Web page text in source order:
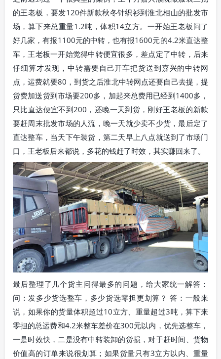
的王老板，要发120件新款秋冬针织衫到淮北相山的批发市
场，算下来总重量1.2吨，体积14立方。一开始王老板问了
好几家，有报1100元的中转，也有报1600元的4.2米直达整
车，王老板一开始觉得中转便宜很多，差点定了中转，后来
仔细算才发现，中转需要自己开车把货送到嘉兴的中转网
点，运费就要80，到货之后淮北中转网点还要自己去提，提
货费加送货到市场要200多，加起来总费用已经到1400多，
只比直达便宜不到200，还晚一天到货，刚好王老板的新款
要赶周末批发市场的人流，晚一天就少卖不少货，最后定了
直达整车，当天下午装货，第二天早上八点就送到了市场门
口，王老板后来都说，多花的钱赶了时效，其实赚回来了。
最后整理了几个货主问得最多的问题，给大家统一解答：
问：发多少货选整车，多少货选零担更划算？ 答：一般来
说，如果你的货量体积超过10立方、重量超过3吨，算下来
零担的总运费和4.2米整车差价在300元以内，优先选整车，
一是时效快，二是没有中转装卸的货损，对于赶时间、货物
价值高的订单来说很划算；如果货量只有3立方以内、重量